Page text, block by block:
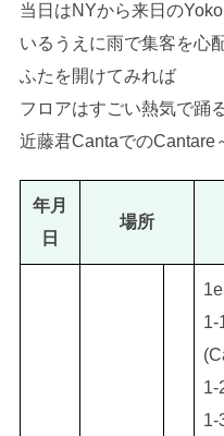
当日はNYから来日の
いるうえに雨で集客を心
ふたを開けてみれば
フロアはすごい熱気で踊
近藤君CantaでのCantare
年月
日
場所
1-
1-
1-